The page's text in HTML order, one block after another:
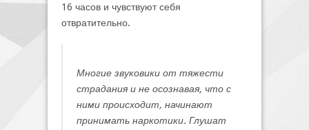
16 часов и чувствуют себя
отвратительно.
Многие звуковики от тяжести
страдания и не осознавая, что с
ними происходит, начинают
принимать наркотики. Глушат